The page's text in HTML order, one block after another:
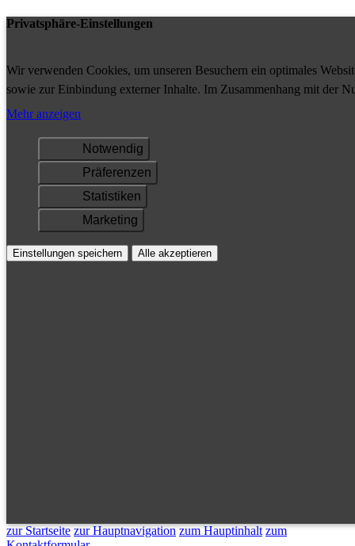
Privatsphäre-Einstellungen
Wir verwenden Cookies, um unseren Besuchern ein optimales
sowie zur Einbindung externer Inhalte. Im Zusammenhang mit der
Ihrem Gerät gespeichert und/oder abgerufen.
Mehr anzeigen
Notwendig
Präferenzen
Statistiken
Marketing
Einstellungen speichern Alle akzeptieren
zur Startseite zur Hauptnavigation zum Hauptinhalt zum